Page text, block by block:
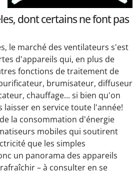
dont certains ne font pas
le marché des ventilateurs s'est
d'appareils qui, en plus de
fonctions de traitement de
brumisateur, diffuseur
chauffage... si bien qu'on
laisser en service toute l'année!
la consommation d'énergie
mobiles qui soutirent
que les simples
un panorama des appareils
– à consulter en se